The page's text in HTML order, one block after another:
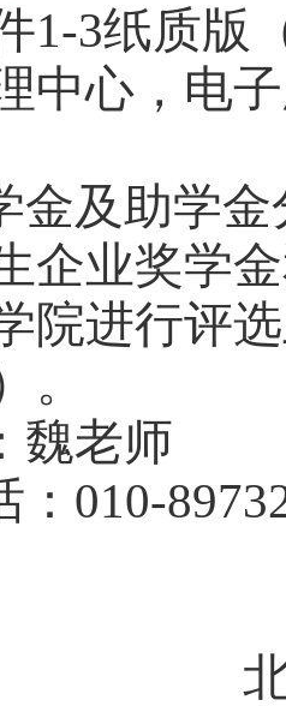
1-3纸质版
中心，电
金及助学
企业奖学
院进行评
。
魏老师
010-